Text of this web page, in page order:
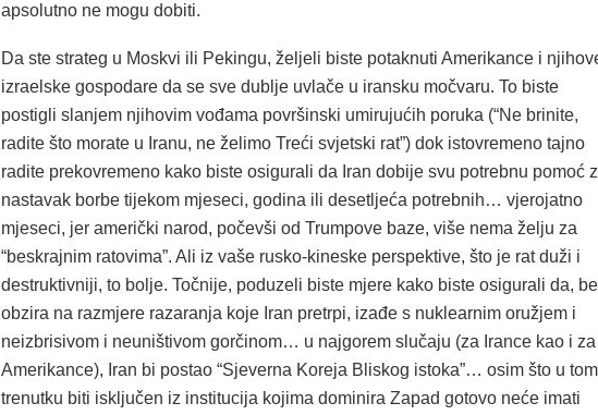
apsolutno ne mogu dobiti.
Da ste strateg u Moskvi ili Pekingu, željeli biste potaknuti Amerikance i
izraelske gospodare da se sve dublje uvlače u iransku močvaru. To biste
postigli slanjem njihovim vođama površinski umirujućih poruka (“Ne brinite,
radite što morate u Iranu, ne želimo Treći svjetski rat”) dok istovremeno tajno
radite prekovremeno kako biste osigurali da Iran dobije svu potrebnu pomoć
nastavak borbe tijekom mjeseci, godina ili desetljeća potrebnih… vjerojatno
mjeseci, jer američki narod, počevši od Trumpove baze, više nema želju za
“beskrajnim ratovima”. Ali iz vaše rusko-kineske perspektive, što je rat duži i
destruktivniji, to bolje. Točnije, poduzeli biste mjere kako biste osigurali da,
obzira na razmjere razaranja koje Iran pretrpi, izađe s nuklearnim oružjem i
neizbrisivom i neuništivom gorčinom… u najgorem slučaju (za Irance kao i za
Amerikance), Iran bi postao “Sjeverna Koreja Bliskog istoka”… osim što u tom
trenutku biti isključen iz institucija kojima dominira Zapad gotovo neće imati